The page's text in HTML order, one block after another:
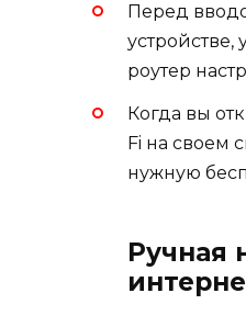
Перед
устройстве,
роутер
Когда вы
Fi на своем
нужную
Ручная